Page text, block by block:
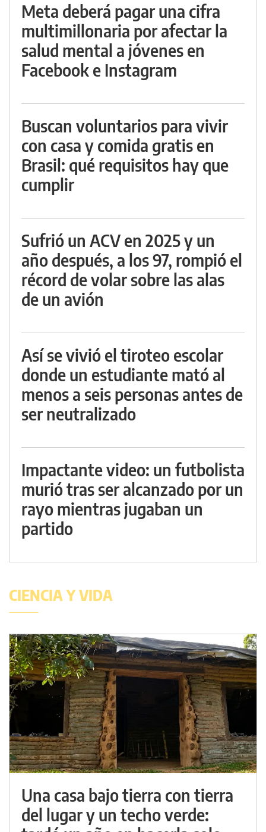
Meta deberá pagar una cifra
multimillonaria por afectar la
salud mental a jóvenes en
Facebook e Instagram
Buscan voluntarios para vivir
con casa y comida gratis en
Brasil: qué requisitos hay que
cumplir
Sufrió un ACV en 2025 y un
año después, a los 97, rompió el
récord de volar sobre las alas
de un avión
Así se vivió el tiroteo escolar
donde un estudiante mató al
menos a seis personas antes de
ser neutralizado
Impactante video: un futbolista
murió tras ser alcanzado por un
rayo mientras jugaban un
partido
CIENCIA Y VIDA
Una casa bajo tierra con tierra
del lugar y un techo verde: